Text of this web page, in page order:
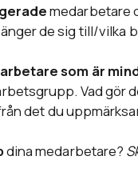
medarbetare
de sig till/vilka
som är
Vad gör
det du
dina medarbetare?